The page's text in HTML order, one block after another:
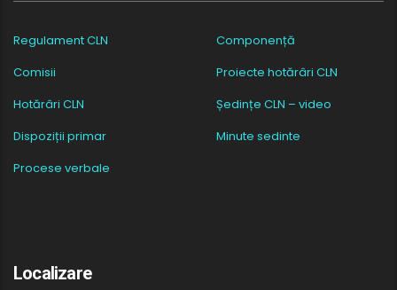
Regulament CLN
Componență
Comisii
Proiecte hotărâri CLN
Hotărâri CLN
Ședințe CLN – video
Dispoziții primar
Minute sedinte
Procese verbale
Localizare